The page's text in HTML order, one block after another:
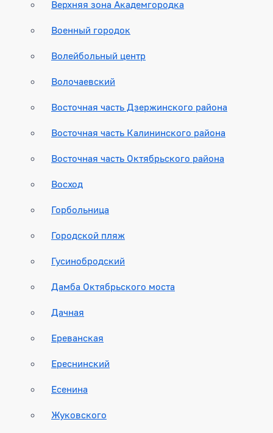
Верхняя зона Академгородка
Военный городок
Волейбольный центр
Волочаевский
Восточная часть Дзержинского района
Восточная часть Калининского района
Восточная часть Октябрьского района
Восход
Горбольница
Городской пляж
Гусинобродский
Дамба Октябрьского моста
Дачная
Ереванская
Ереснинский
Есенина
Жуковского